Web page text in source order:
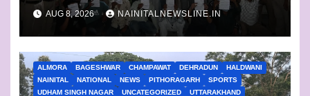
AUG 8, 2026 NAINITALNEWSLINE.IN
ALMORA BAGESHWAR CHAMPAWAT DEHRADUN
HALDWANI
NAINITAL
NATIONAL NEWS PITHORAGARH
SPORTS
UDHAM SINGH NAGAR
UNCATEGORIZED
UTTARAKHAND